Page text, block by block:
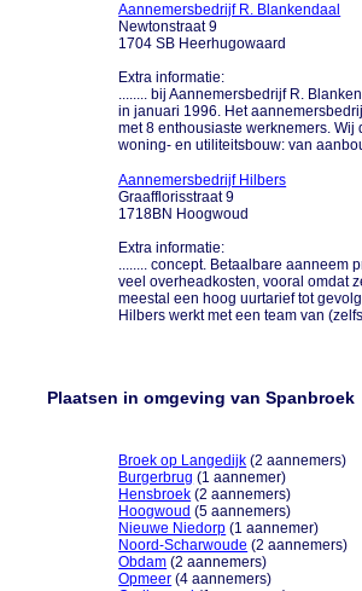
Aannemersbedrijf R. Blankendaal
Newtonstraat 9
1704 SB Heerhugowaard
Extra informatie:
........ bij Aannemersbedrijf R.
in januari 1996. Het
met 8 enthousiaste werknemers.
woning- en utiliteitsbouw: van
Aannemersbedrijf Hilbers
Graafflorisstraat 9
1718BN Hoogwoud
Extra informatie:
........ concept. Betaalbare aanneem
veel overheadkosten, vooral omdat
meestal een hoog uurtarief tot
Hilbers werkt met een team van
Plaatsen in omgeving van Spanbroek
Broek op Langedijk (2 aannemers)
Burgerbrug (1 aannemer)
Hensbroek (2 aannemers)
Hoogwoud (5 aannemers)
Nieuwe Niedorp (1 aannemer)
Noord-Scharwoude (2 aannemers)
Obdam (2 aannemers)
Opmeer (4 aannemers)